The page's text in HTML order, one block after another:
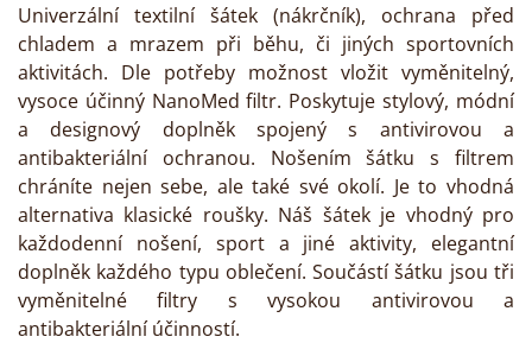
Univerzální textilní šátek (nákrčník), ochrana před
chladem a mrazem při běhu, či jiných sportovních
aktivitách. Dle potřeby možnost vložit vyměnitelný,
vysoce účinný NanoMed filtr. Poskytuje stylový, módní
a designový doplněk spojený s antivirovou a
antibakteriální ochranou. Nošením šátku s filtrem
chráníte nejen sebe, ale také své okolí. Je to vhodná
alternativa klasické roušky. Náš šátek je vhodný pro
každodenní nošení, sport a jiné aktivity, elegantní
doplněk každého typu oblečení. Součástí šátku jsou tři
vyměnitelné filtry s vysokou antivirovou a
antibakteriální účinností.